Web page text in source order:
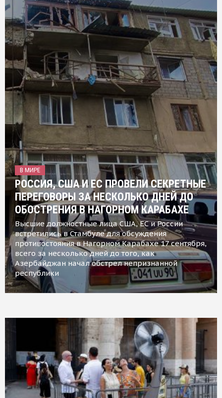
В МИРЕ
РОССИЯ, США И ЕС ПРОВЕЛИ СЕКРЕТНЫЕ
ПЕРЕГОВОРЫ ЗА НЕСКОЛЬКО ДНЕЙ ДО
ОБОСТРЕНИЯ В НАГОРНОМ КАРАБАХЕ
Высшие должностные лица США, ЕС и России
встретились в Стамбуле для обсуждения
противостояния в Нагорном Карабахе 17 сентября,
всего за несколько дней до того, как
Азербайджан начал обстрел непризнанной
республики